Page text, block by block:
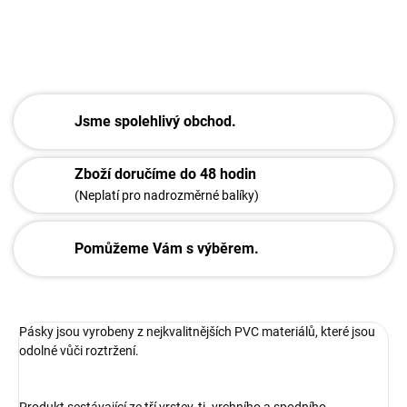
Jsme spolehlivý obchod.
Zboží doručíme do 48 hodin
(Neplatí pro nadrozměrné balíky)
Pomůžeme Vám s výběrem.
Pásky jsou vyrobeny z nejkvalitnějších PVC materiálů, které jsou
odolné vůči roztržení.